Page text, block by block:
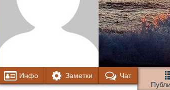
Инфо Заметки
Чат